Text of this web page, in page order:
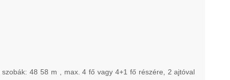
48 58 m , max. 4 fő vagy 4+1 fő részére, 2 ajtóval